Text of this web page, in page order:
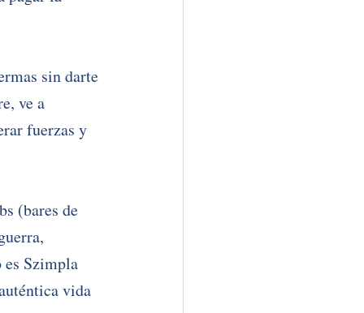
sin darte
ve a
fuerzas y
(bares de
Szimpla
vida